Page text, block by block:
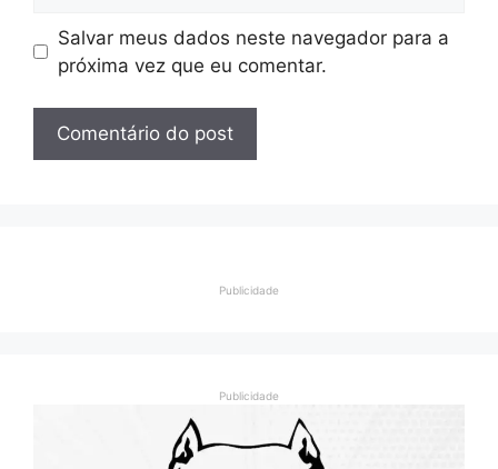
Salvar meus dados neste navegador para a
próxima vez que eu comentar.
Publicidade
Publicidade